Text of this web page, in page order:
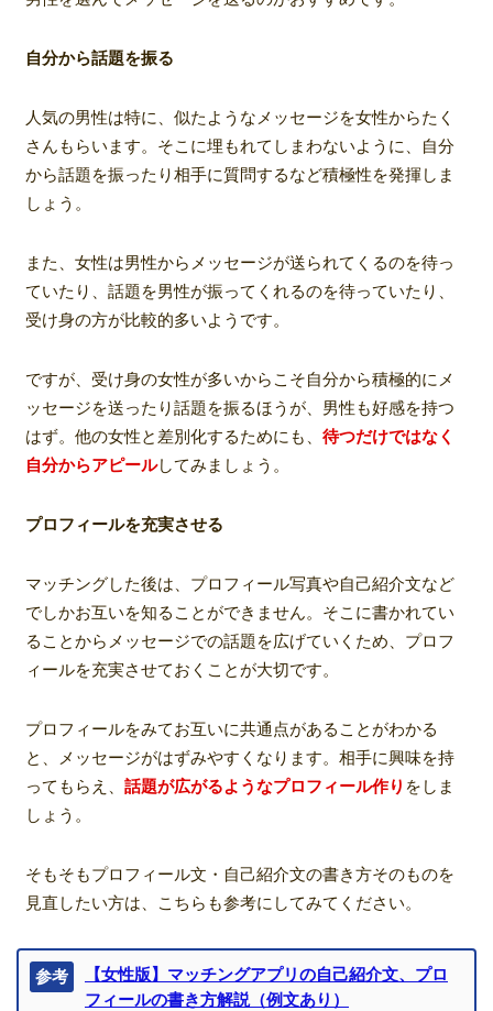
自分から話題を振る
人気の男性は特に、似たようなメッセージを女性からたく
さんもらいます。そこに埋もれてしまわないように、自分
から話題を振ったり相手に質問するなど積極性を発揮しま
しょう。
また、女性は男性からメッセージが送られてくるのを待っ
ていたり、話題を男性が振ってくれるのを待っていたり、
受け身の方が比較的多いようです。
ですが、受け身の女性が多いからこそ自分から積極的にメ
ッセージを送ったり話題を振るほうが、男性も好感を持つ
はず。他の女性と差別化するためにも、 待つだけではなく
自分からアピールしてみましょう。
プロフィールを充実させる
マッチングした後は、プロフィール写真や自己紹介文など
でしかお互いを知ることができません。そこに書かれてい
ることからメッセージでの話題を広げていくため、プロフ
ィールを充実させておくことが大切です。
プロフィールをみてお互いに共通点があることがわかる
と、メッセージがはずみやすくなります。相手に興味を持
ってもらえ、 話題が広がるようなプロフィール作り をしま
しょう。
そもそもプロフィール文・自己紹介文の書き方そのものを
見直したい方は、こちらも参考にしてみてください。
参考
【女性版】マッチングアプリの自己紹介文、プロ
フィールの書き方解説（例文あり）